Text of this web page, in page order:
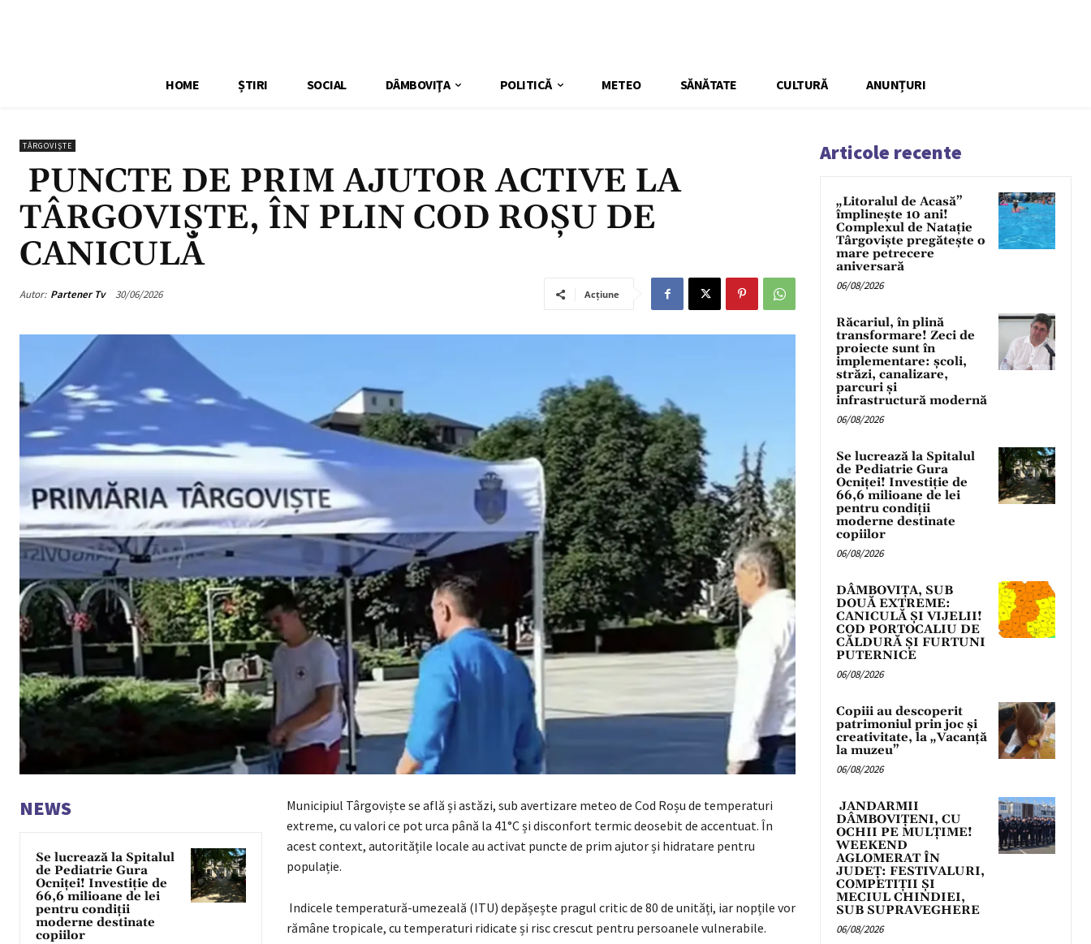
HOME ȘTIRI SOCIAL DÂMBOVIŢA POLITICĂ METEO SĂNĂTATE CULTURĂ ANUNȚURI
TÂRGOVIŞTE
PUNCTE DE PRIM AJUTOR ACTIVE LA
TÂRGOVIȘTE, ÎN PLIN COD ROȘU DE
CANICULĂ
Autor: Partener Tv 30/06/2026 Acțiune
NEWS
Se lucrează la Spitalul
de Pediatrie Gura
Ocniței! Investiție de
66,6 milioane de lei
pentru condiții
moderne destinate
copiilor
Municipiul Târgoviște se află și astăzi, sub avertizare meteo de Cod Roșu de temperaturi
extreme, cu valori ce pot urca până la 41°C și disconfort termic deosebit de accentuat. În
acest context, autoritățile locale au activat puncte de prim ajutor și hidratare pentru
populație.
Indicele temperatură-umezeală (ITU) depășește pragul critic de 80 de unități, iar nopțile vor
rămâne tropicale, cu temperaturi ridicate și risc crescut pentru persoanele vulnerabile.
Articole recente
„Litoralul de Acasă”
împlinește 10 ani!
Complexul de Natație
Târgoviște pregătește o
mare petrecere
aniversară
06/08/2026
Răcariul, în plină
transformare! Zeci de
proiecte sunt în
implementare: școli,
străzi, canalizare,
parcuri și
infrastructură modernă
06/08/2026
Se lucrează la Spitalul
de Pediatrie Gura
Ocniței! Investiție de
66,6 milioane de lei
pentru condiții
moderne destinate
copiilor
06/08/2026
DÂMBOVIȚA, SUB
DOUĂ EXTREME:
CANICULĂ ȘI VIJELII!
COD PORTOCALIU DE
CĂLDURĂ ȘI FURTUNI
PUTERNICE
06/08/2026
Copiii au descoperit
patrimoniul prin joc și
creativitate, la „Vacanță
la muzeu”
06/08/2026
JANDARMII
DÂMBOVIȚENI, CU
OCHII PE MULȚIME!
WEEKEND
AGLOMERAT ÎN
JUDEȚ: FESTIVALURI,
COMPETIȚII ȘI
MECIUL CHINDIEI,
SUB SUPRAVEGHERE
06/08/2026